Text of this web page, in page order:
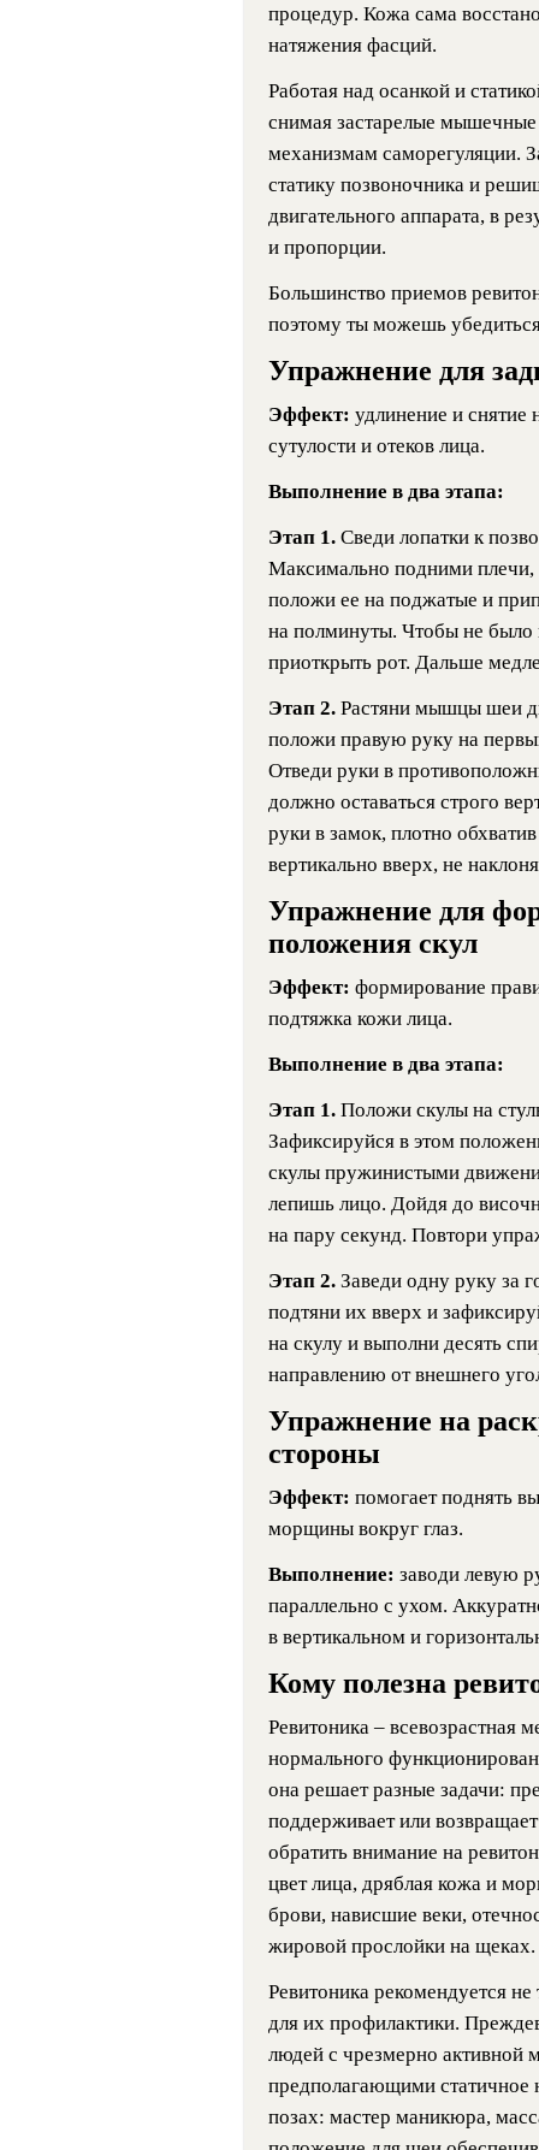
процедур. Кожа сама
натяжения фасций.
Работая над осанкой и
снимая застарелые
механизмам саморегуляции.
статику позвоночника и
двигательного аппарата, в
и пропорции.
Большинство приемов
поэтому ты можешь
Упражнение для
Эффект: удлинение и
сутулости и отеков лица.
Выполнение в два этапа:
Этап 1. Сведи лопатки к
Максимально подними плечи,
положи ее на поджатые и
на полминуты. Чтобы не
приоткрыть рот. Дальше
Этап 2. Растяни мышцы шеи
положи правую руку на
Отведи руки в
должно оставаться строго
руки в замок, плотно
вертикально вверх, не
Упражнение для
положения скул
Эффект: формирование
подтяжка кожи лица.
Выполнение в два этапа:
Этап 1. Положи скулы на
Зафиксируйся в этом
скулы пружинистыми
лепишь лицо. Дойдя до
на пару секунд. Повтори
Этап 2. Заведи одну руку за
подтяни их вверх и
на скулу и выполни десять
направлению от внешнего
Упражнение на
стороны
Эффект: помогает поднять
морщины вокруг глаз.
Выполнение: заводи левую
параллельно с ухом.
в вертикальном и
Кому полезна
Ревитоника – всевозрастная
нормального
она решает разные задачи:
поддерживает или
обратить внимание на
цвет лица, дряблая кожа и
брови, нависшие веки,
жировой прослойки на щеках.
Ревитоника рекомендуется
для их профилактики.
людей с чрезмерно активной
предполагающими статичное
позах: мастер маникюра,